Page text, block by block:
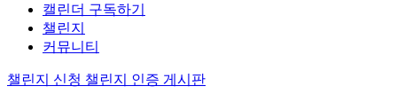
캘린더 구독하기
챌린지
커뮤니티
챌린지 신청 챌린지 인증 게시판